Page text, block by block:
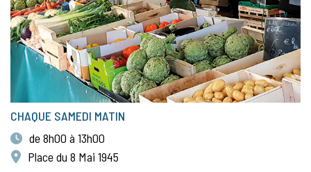
CHAQUE SAMEDI MATIN
de 8h00 à 13h00
Place du 8 Mai 1945